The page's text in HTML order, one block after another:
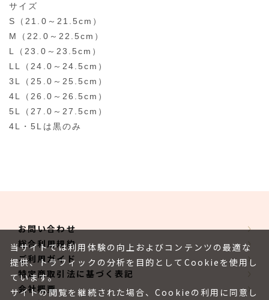
サイズ
S（21.0～21.5cm）
M（22.0～22.5cm）
L（23.0～23.5cm）
LL（24.0～24.5cm）
3L（25.0～25.5cm）
4L（26.0～26.5cm）
5L（27.0～27.5cm）
4L・5Lは黒のみ
お問い合わせ
総合利用規約
ご利用ガイド
特定商取引法に基づく表記
会社概要
当サイトでは利用体験の向上およびコンテンツの最適な
提供、トラフィックの分析を目的としてCookieを使用し
ています。
サイトの閲覧を継続された場合、Cookieの利用に同意し